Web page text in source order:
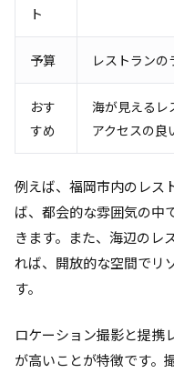
ト
予算 レストラン
おす
すめ
海が見えるレ
アクセスの良
例えば、福岡市内のレス
ば、都会的な雰囲気の中
きます。また、海辺のレ
れば、開放的な空間でリ
す。
ロケーション撮影と提携
が高いことが特徴です。